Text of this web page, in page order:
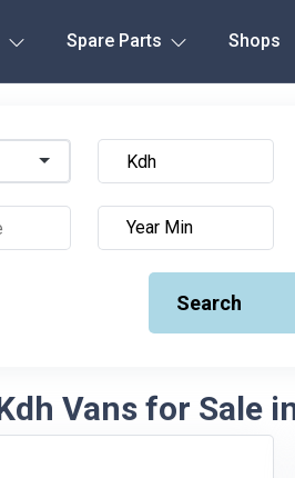
Spare Parts Shops
Search
Vans for Sale